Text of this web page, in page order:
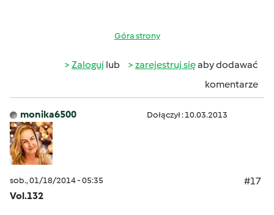
Góra strony
Zaloguj lub zarejestruj sięaby dodawać
komentarze
monika6500 Dołączył : 10.03.2013
sob., 01/18/2014 - 05:35
#17
Vol.132